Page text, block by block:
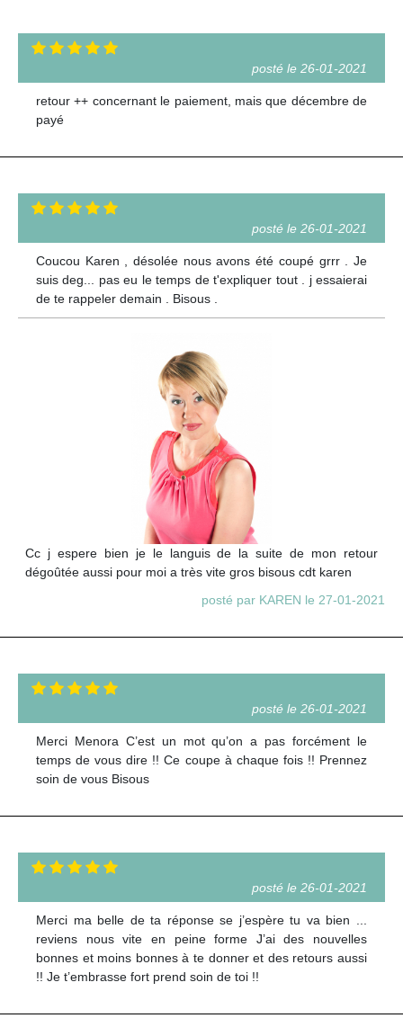
posté le 26-01-2021
retour ++ concernant le paiement, mais que décembre de
payé
posté le 26-01-2021
Coucou Karen , désolée nous avons été coupé grrr . Je
suis deg... pas eu le temps de t'expliquer tout . j essaierai
de te rappeler demain . Bisous .
Cc j espere bien je le languis de la suite de mon retour
dégoûtée aussi pour moi a très vite gros bisous cdt karen
posté par KAREN le 27-01-2021
posté le 26-01-2021
Merci Menora C’est un mot qu’on a pas forcément le
temps de vous dire !! Ce coupe à chaque fois !! Prennez
soin de vous Bisous
posté le 26-01-2021
Merci ma belle de ta réponse se j’espère tu va bien ...
reviens nous vite en peine forme J’ai des nouvelles
bonnes et moins bonnes à te donner et des retours aussi
!! Je t’embrasse fort prend soin de toi !!